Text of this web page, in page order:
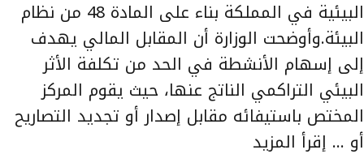
البيئية في المملكة بناء على المادة 48 من نظام
البيئة.وأوضحت الوزارة أن المقابل المالي يهدف
إلى إسهام الأنشطة في الحد من تكلفة الأثر
البيئي التراكمي الناتج عنها، حيث يقوم المركز
المختص باستيفائه مقابل إصدار أو تجديد التصاريح
أو … إقرأ المزيد